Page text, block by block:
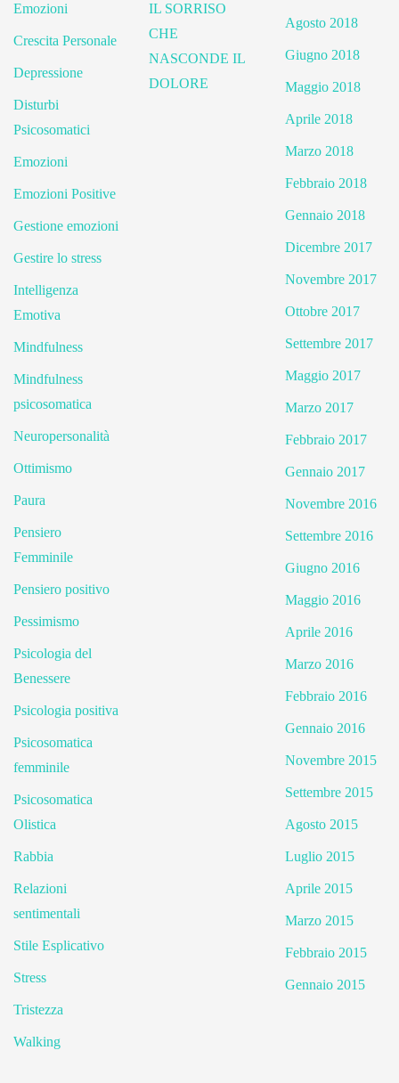
Emozioni
Crescita Personale
Depressione
Disturbi
Psicosomatici
Emozioni
Emozioni Positive
Gestione emozioni
Gestire lo stress
Intelligenza
Emotiva
Mindfulness
Mindfulness
psicosomatica
Neuropersonalità
Ottimismo
Paura
Pensiero
Femminile
Pensiero positivo
Pessimismo
Psicologia del
Benessere
Psicologia positiva
Psicosomatica
femminile
Psicosomatica
Olistica
Rabbia
Relazioni
sentimentali
Stile Esplicativo
Stress
Tristezza
Walking
IL SORRISO
CHE
NASCONDE IL
DOLORE
Agosto 2018
Giugno 2018
Maggio 2018
Aprile 2018
Marzo 2018
Febbraio 2018
Gennaio 2018
Dicembre 2017
Novembre 2017
Ottobre 2017
Settembre 2017
Maggio 2017
Marzo 2017
Febbraio 2017
Gennaio 2017
Novembre 2016
Settembre 2016
Giugno 2016
Maggio 2016
Aprile 2016
Marzo 2016
Febbraio 2016
Gennaio 2016
Novembre 2015
Settembre 2015
Agosto 2015
Luglio 2015
Aprile 2015
Marzo 2015
Febbraio 2015
Gennaio 2015